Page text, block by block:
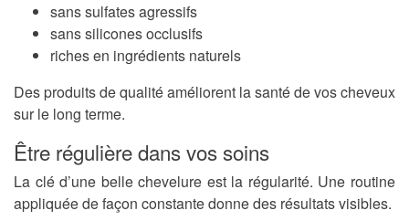
sans sulfates agressifs
sans silicones occlusifs
riches en ingrédients naturels
Des produits de qualité améliorent la santé de vos cheveux
sur le long terme.
Être régulière dans vos soins
La clé d’une belle chevelure est la régularité. Une routine
appliquée de façon constante donne des résultats visibles.